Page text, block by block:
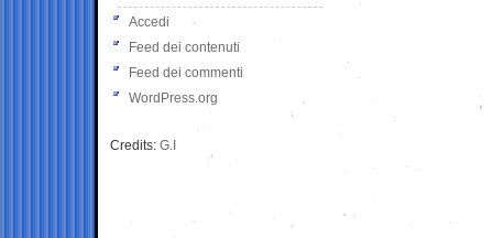
Accedi
Feed dei contenuti
Feed dei commenti
WordPress.org
Credits: G.I